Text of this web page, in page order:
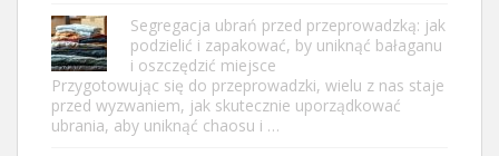
Segregacja ubrań przed przeprowadzką: jak
podzielić i zapakować, by uniknąć bałaganu
i oszczędzić miejsce
Przygotowując się do przeprowadzki, wielu z nas staje
przed wyzwaniem, jak skutecznie uporządkować
ubrania, aby uniknąć chaosu i …